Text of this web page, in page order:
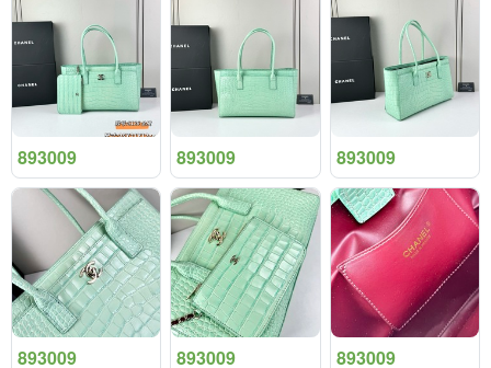
893009 893009 893009
893009 893009 893009